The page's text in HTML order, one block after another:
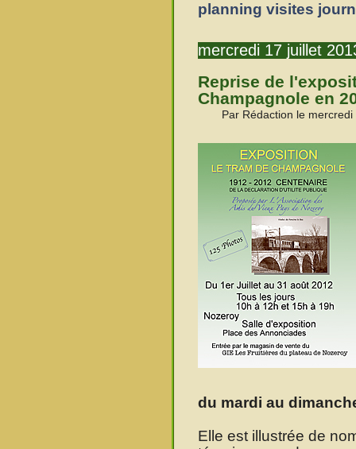
planning visites
mercredi 17 juillet
Reprise de
Champagnole en
Par Rédaction le
du mardi au
Elle est illustrée de